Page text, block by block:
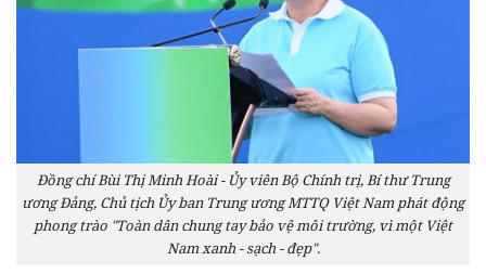
Đồng chí Bùi Thị Minh Hoài - Ủy viên Bộ Chính trị, Bí thư Trung
ương Đảng, Chủ tịch Ủy ban Trung ương MTTQ Việt Nam phát động
phong trào "Toàn dân chung tay bảo vệ môi trường, vì một Việt
Nam xanh - sạch - đẹp".